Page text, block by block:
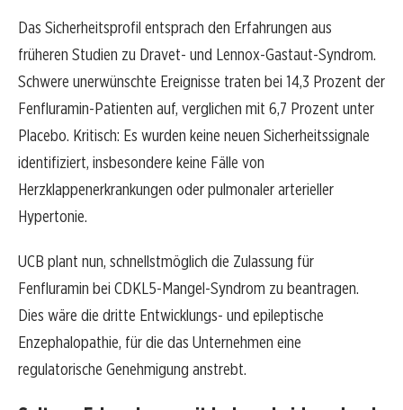
Das Sicherheitsprofil entsprach den Erfahrungen aus
früheren Studien zu Dravet- und Lennox-Gastaut-Syndrom.
Schwere unerwünschte Ereignisse traten bei 14,3 Prozent der
Fenfluramin-Patienten auf, verglichen mit 6,7 Prozent unter
Placebo. Kritisch: Es wurden keine neuen Sicherheitssignale
identifiziert, insbesondere keine Fälle von
Herzklappenerkrankungen oder pulmonaler arterieller
Hypertonie.
UCB plant nun, schnellstmöglich die Zulassung für
Fenfluramin bei CDKL5-Mangel-Syndrom zu beantragen.
Dies wäre die dritte Entwicklungs- und epileptische
Enzephalopathie, für die das Unternehmen eine
regulatorische Genehmigung anstrebt.